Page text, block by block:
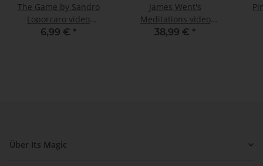
The Game by Sandro
Loporcaro video
DOWNLOAD
6,99 € *
James Went's
Meditations video
DOWNLOAD
38,99 € *
Über Its Magic